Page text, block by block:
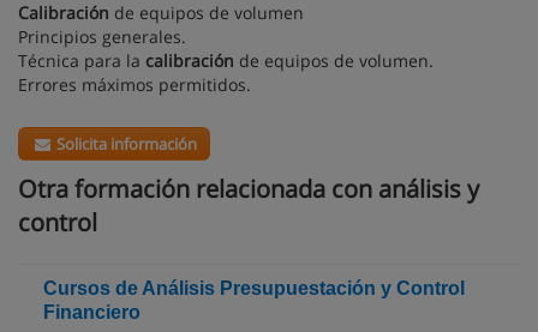
Calibración de equipos de volumen
Principios generales.
Técnica para la calibración de equipos de volumen.
Errores máximos permitidos.
Solicita información
Otra formación relacionada con análisis y
control
Cursos de Análisis Presupuestación y Control
Financiero